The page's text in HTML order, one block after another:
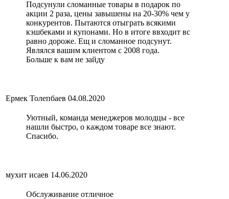
Подсунули сломанные товары в подарок по
акции 2 раза, цены завышены на 20-30% чем у
конкурентов. Пытаются отыграть всякими
кэшбеками и купонами. Но в итоге ввходит вс
равно дороже. Ещ и сломанное подсунут.
Являлся вашим клиентом с 2008 года.
Больше к вам не зайду
Ермек Толепбаев 04.08.2020
Уютный, команда менеджеров молодцы - все
нашли быстро, о каждом товаре все знают.
Спасибо.
мухит исаев 14.06.2020
Обслуживание отличное